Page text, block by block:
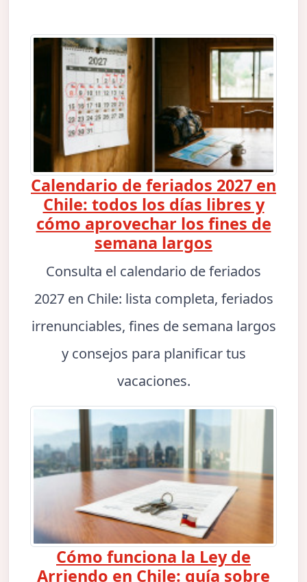
Calendario de feriados 2027 en
Chile: todos los días libres y
cómo aprovechar los fines de
semana largos
Consulta el calendario de feriados
2027 en Chile: lista completa, feriados
irrenunciables, fines de semana largos
y consejos para planificar tus
vacaciones.
Cómo funciona la Ley de
Arriendo en Chile: guía sobre